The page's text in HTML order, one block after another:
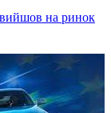
на ринок